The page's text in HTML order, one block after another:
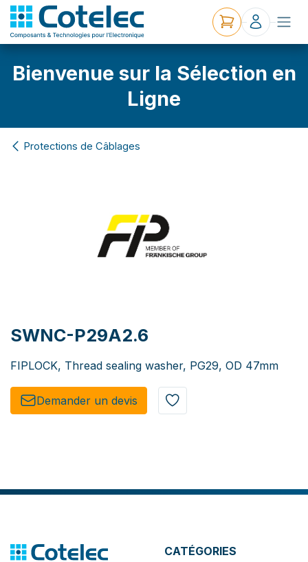
Bienvenue sur la Sélection en
Ligne
Protections de Câblages
SWNC-P29A2.6
FIPLOCK, Thread sealing washer, PG29, OD 47mm
Demander un de​​vis​​
CATÉGORIES